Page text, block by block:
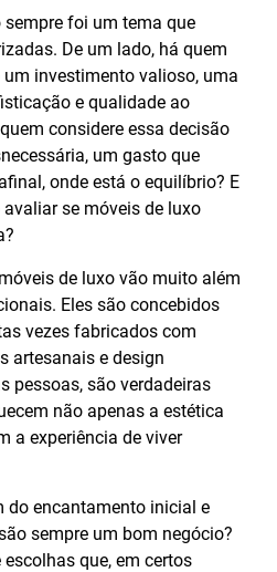
foi um tema que
De um lado, há quem
investimento valioso, uma
e qualidade ao
considere essa decisão
um gasto que
onde está o equilíbrio? E
se móveis de luxo
de luxo vão muito além
Eles são concebidos
vezes fabricados com
artesanais e design
pessoas, são verdadeiras
não apenas a estética
a experiência de viver
do encantamento inicial e
sempre um bom negócio?
que, em certos